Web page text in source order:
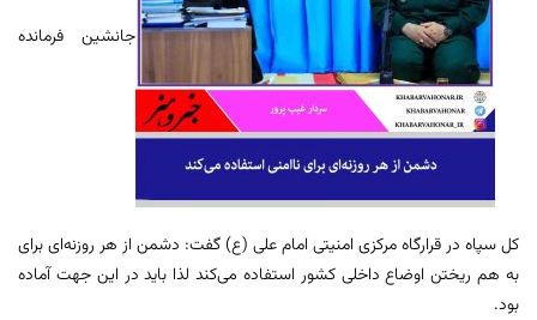
جانشین فرمانده
کل سپاه در قرارگاه مرکزی امنیتی امام علی (ع) گفت: دشمن از هر روزنه‌ای برای
به هم ریختن اوضاع داخلی کشور استفاده می‌کند لذا باید در این جهت آماده
بود.